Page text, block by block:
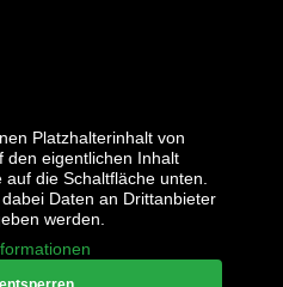
Platzhalterinhalt von
den eigentlichen Inhalt
die Schaltfläche unten.
Daten an Drittanbieter
werden.